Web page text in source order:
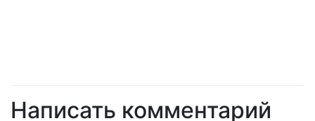
Написать комментарий